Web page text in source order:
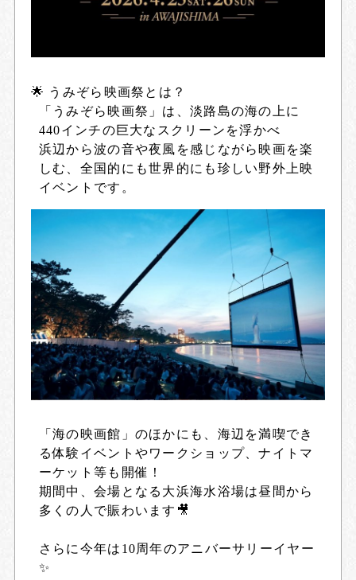
🌟 うみぞら映画祭とは？
「うみぞら映画祭」は、淡路島の海の上に
440インチの巨大なスクリーンを浮かべ
浜辺から波の音や夜風を感じながら映画を楽
しむ、全国的にも世界的にも珍しい野外上映
イベントです。
「海の映画館」のほかにも、海辺を満喫でき
る体験イベントやワークショップ、ナイトマ
ーケット等も開催！
期間中、会場となる大浜海水浴場は昼間から
多くの人で賑わいます🎥
さらに今年は10周年のアニバーサリーイヤー
✨